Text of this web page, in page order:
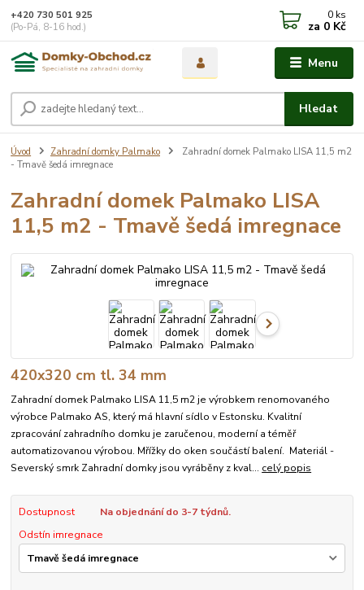
Menu
Hledat
+420 730 501 925
(Po-Pá, 8-16 hod.)
0 ks
za 0 Kč
Úvod Zahradní domky Palmako
Zahradní domek Palmako LISA 11,5 m2
- Tmavě šedá imregnace
Zahradní domek Palmako LISA
11,5 m2 - Tmavě šedá imregnace
420x320 cm tl. 34 mm
Zahradní domek Palmako LISA 11,5 m2 je výrobkem renomovaného
výrobce Palmako AS, který má hlavní sídlo v Estonsku. Kvalitní
zpracování zahradního domku je zaručenou, moderní a téměř
automatizovanou výrobou. Mřížky do oken součástí balení. Materiál -
Severský smrk Zahradní domky jsou vyráběny z kval... celý popis
Dostupnost
Na objednání do 3-7 týdnů.
Odstín imregnace